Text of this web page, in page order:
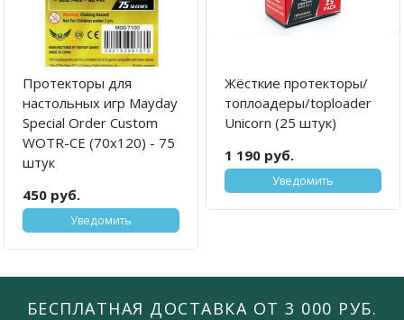
Протекторы для
настольных игр Mayday
Special Order Custom
WOTR-CE (70x120) - 75
штук
450 руб.
Уведомить
Жёсткие протекторы/
топлоадеры/toploader
Unicorn (25 штук)
1 190 руб.
Уведомить
БЕСПЛАТНАЯ ДОСТАВКА ОТ 3 000 РУБ.